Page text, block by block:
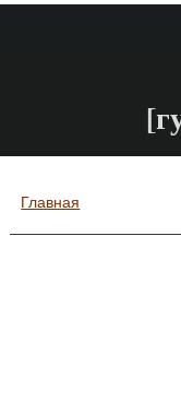
Вы здесь
Главная